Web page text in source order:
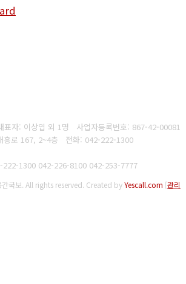
표자: 이상엽 외 1명 사업자등록번호: 867-42-00081
흥로 167, 2~4층 전화: 042-222-1300
222-1300 042-226-8100 042-253-7777
국보. All rights reserved. Created byYescall.com [관리